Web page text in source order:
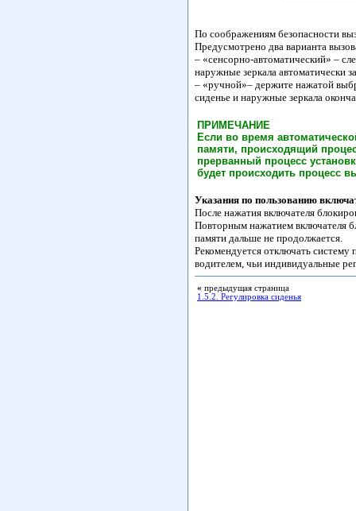
По соображениям безопасности
Предусмотрено два варианта
– «сенсорно-автоматический» –
наружные зеркала автоматически
– «ручной»– держите нажатой
сиденье и наружные зеркала
ПРИМЕЧАНИЕ
Если во время
памяти, происходящий
прерванный процесс
будет происходить процесс
Указания по пользованию
После нажатия включателя
Повторным нажатием включателя
памяти дальше не продолжается.
Рекомендуется отключать систему
водителем, чьи индивидуальные
« предыдущая страница
1.5.2. Регулировка сиденья